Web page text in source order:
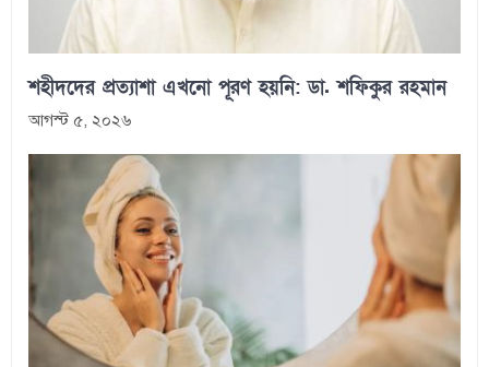
শহীদদের প্রত্যাশা এখনো পূরণ হয়নি: ডা. শফিকুর রহমান
আগস্ট ৫, ২০২৬